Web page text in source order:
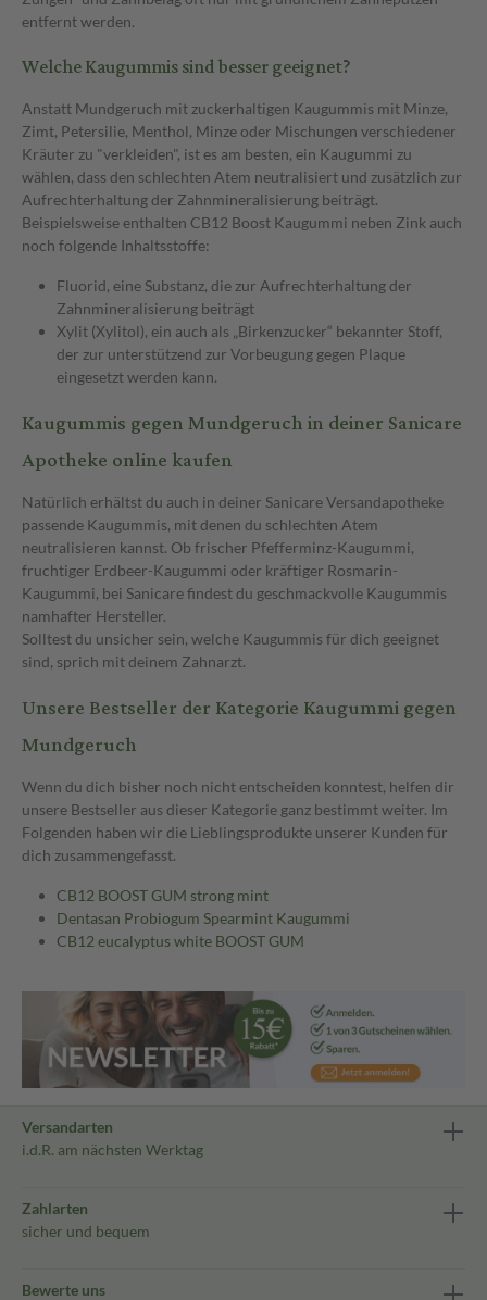
entfernt werden.
Welche Kaugummis sind besser geeignet?
Anstatt Mundgeruch mit zuckerhaltigen Kaugummis mit Minze,
Zimt, Petersilie, Menthol, Minze oder Mischungen verschiedener
Kräuter zu "verkleiden", ist es am besten, ein Kaugummi zu
wählen, dass den schlechten Atem neutralisiert und zusätzlich zur
Aufrechterhaltung der Zahnmineralisierung beiträgt.
Beispielsweise enthalten CB12 Boost Kaugummi neben Zink auch
noch folgende Inhaltsstoffe:
Fluorid, eine Substanz, die zur Aufrechterhaltung der
Zahnmineralisierung beiträgt
Xylit (Xylitol), ein auch als „Birkenzucker“ bekannter Stoff,
der zur unterstützend zur Vorbeugung gegen Plaque
eingesetzt werden kann.
Kaugummis gegen Mundgeruch in deiner Sanicare
Apotheke online kaufen
Natürlich erhältst du auch in deiner Sanicare Versandapotheke
passende Kaugummis, mit denen du schlechten Atem
neutralisieren kannst. Ob frischer Pfefferminz-Kaugummi,
fruchtiger Erdbeer-Kaugummi oder kräftiger Rosmarin-
Kaugummi, bei Sanicare findest du geschmackvolle Kaugummis
namhafter Hersteller.
Solltest du unsicher sein, welche Kaugummis für dich geeignet
sind, sprich mit deinem Zahnarzt.
Unsere Bestseller der Kategorie Kaugummi gegen
Mundgeruch
Wenn du dich bisher noch nicht entscheiden konntest, helfen dir
unsere Bestseller aus dieser Kategorie ganz bestimmt weiter. Im
Folgenden haben wir die Lieblingsprodukte unserer Kunden für
dich zusammengefasst.
CB12 BOOST GUM strong mint
Dentasan Probiogum Spearmint Kaugummi
CB12 eucalyptus white BOOST GUM
Versandarten
i.d.R. am nächsten Werktag
Zahlarten
sicher und bequem
Bewerte uns